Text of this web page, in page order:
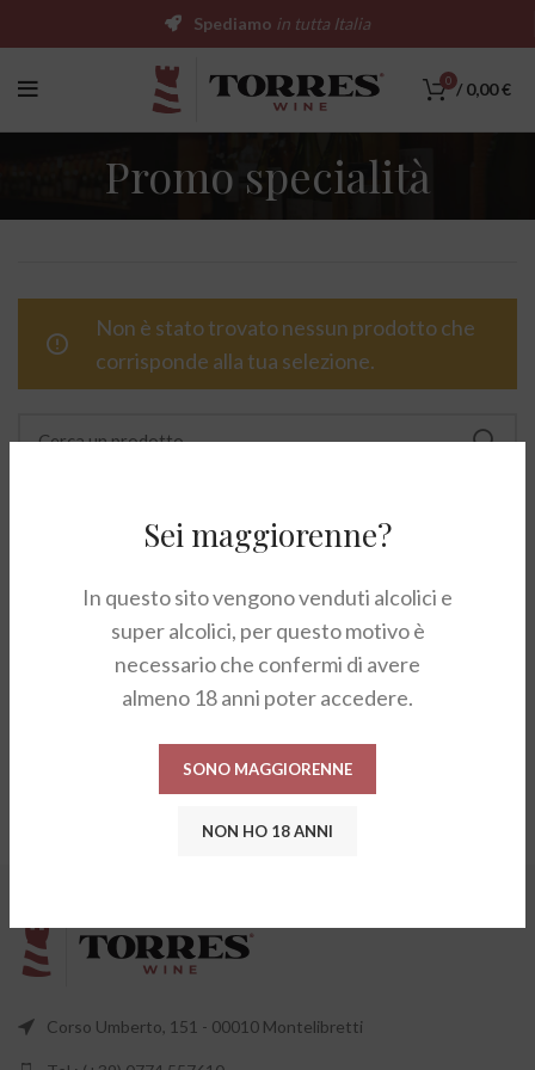
Sei maggiorenne?
In questo sito vengono venduti alcolici e
super alcolici, per questo motivo è
necessario che confermi di avere
almeno 18 anni poter accedere.
SONO MAGGIORENNE
NON HO 18 ANNI
0 / 0,00€
Promo specialità
Non è stato trovato nessun prodotto che
corrisponde alla tua selezione.
Corso Umberto, 151 - 00010 Montelibretti
Spediamo in tutta Italia